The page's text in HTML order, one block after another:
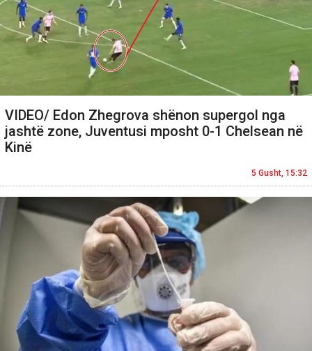
VIDEO/ Edon Zhegrova shënon supergol nga
jashtë zone, Juventusi mposht 0-1 Chelsean në
Kinë
5 Gusht, 15:32